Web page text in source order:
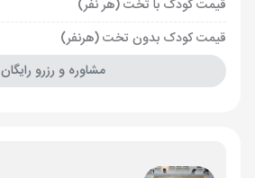
قیمت کودک با تخت (هر نفر)
قیمت کودک بدون تخت (هرنفر)
مشاوره و رزرو رایگان